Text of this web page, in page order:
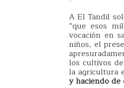
A El Tandil
“que esos
vocación en
niños, el
los cultivos
la agricultura
y haciendo de